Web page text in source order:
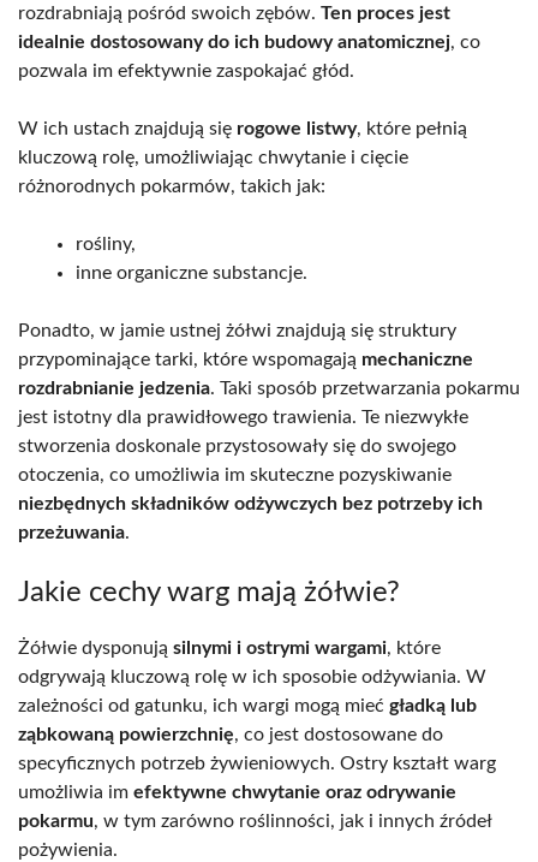
rozdrabniają pośród swoich zębów. Ten proces jest
idealnie dostosowany do ich budowy anatomicznej, co
pozwala im efektywnie zaspokajać głód.
W ich ustach znajdują się rogowe listwy, które pełnią
kluczową rolę, umożliwiając chwytanie i cięcie
różnorodnych pokarmów, takich jak:
rośliny,
inne organiczne substancje.
Ponadto, w jamie ustnej żółwi znajdują się struktury
przypominające tarki, które wspomagają mechaniczne
rozdrabnianie jedzenia. Taki sposób przetwarzania pokarmu
jest istotny dla prawidłowego trawienia. Te niezwykłe
stworzenia doskonale przystosowały się do swojego
otoczenia, co umożliwia im skuteczne pozyskiwanie
niezbędnych składników odżywczych bez potrzeby ich
przeżuwania.
Jakie cechy warg mają żółwie?
Żółwie dysponują silnymi i ostrymi wargami, które
odgrywają kluczową rolę w ich sposobie odżywiania. W
zależności od gatunku, ich wargi mogą mieć gładką lub
ząbkowaną powierzchnię, co jest dostosowane do
specyficznych potrzeb żywieniowych. Ostry kształt warg
umożliwia im efektywne chwytanie oraz odrywanie
pokarmu, w tym zarówno roślinności, jak i innych źródeł
pożywienia.